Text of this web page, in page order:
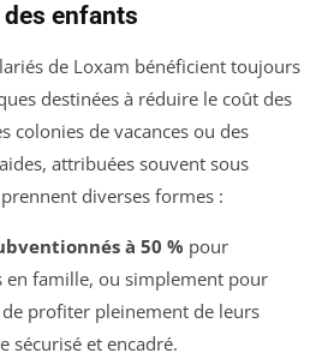
enfants
de Loxam bénéficient toujours
destinées à réduire le coût des
colonies de vacances ou des
attribuées souvent sous
diverses formes :
à 50 % pour
en famille, ou simplement pour
profiter pleinement de leurs
sécurisé et encadré.